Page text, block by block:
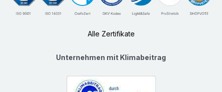
Alle Zertifikate
Unternehmen mit Klimabeitrag